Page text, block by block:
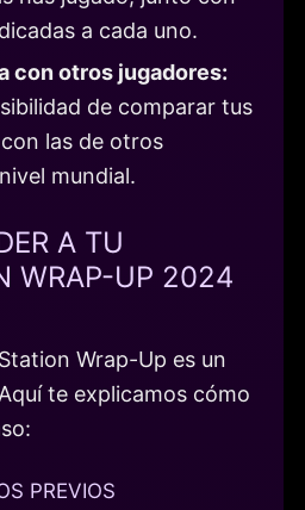
a cada uno.
con otros jugadores:
de comparar tus
las de otros
mundial.
A TU
WRAP-UP 2024
Wrap-Up es un
te explicamos cómo
PREVIOS